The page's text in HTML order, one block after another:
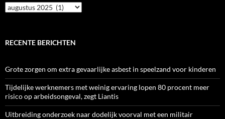
Archief
RECENTE BERICHTEN
Grote zorgen om extra gevaarlijke asbest in speelzand voor kinderen
Tijdelijke werknemers met weinig ervaring lopen 80 procent meer
risico op arbeidsongeval, zegt Liantis
Uitbreiding onderzoek naar dodelijk voorval met een militair